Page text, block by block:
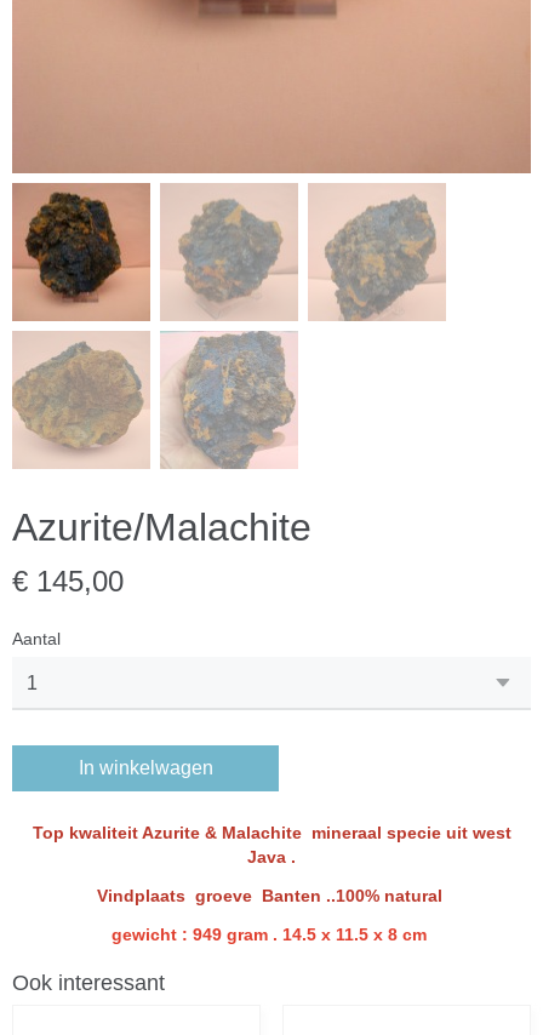
Azurite/Malachite
€ 145,00
Aantal
In winkelwagen
Top kwaliteit Azurite & Malachite mineraal specie uit west
Java .
Vindplaats groeve Banten ..100% natural
gewicht : 949 gram . 14.5 x 11.5 x 8 cm
Ook interessant